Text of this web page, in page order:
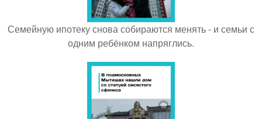
Семейную ипотеку снова собираются менять - и семьи с
одним ребёнком напряглись.